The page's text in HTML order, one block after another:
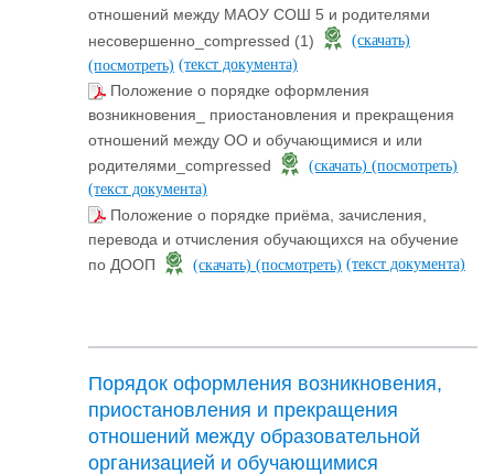
отношений между МАОУ СОШ 5 и родителями
несовершенно_compressed (1)
(скачать)
(посмотреть) (текст документа)
Положение о порядке оформления
возникновения_ приостановления и прекращения
отношений между ОО и обучающимися и или
родителями_compressed
(скачать) (посмотреть)
(текст документа)
Положение о порядке приёма, зачисления,
перевода и отчисления обучающихся на обучение
по ДООП
(скачать) (посмотреть) (текст документа)
Порядок оформления возникновения,
приостановления и прекращения
отношений между образовательной
организацией и обучающимися